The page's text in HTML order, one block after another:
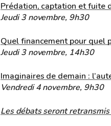
Prédation, captation et fuite
Jeudi 3 novembre, 9h30
Quel financement pour quel
Jeudi 3 novembre, 14h30
Imaginaires de demain :
Vendredi 4 novembre, 9h30
Les débats seront